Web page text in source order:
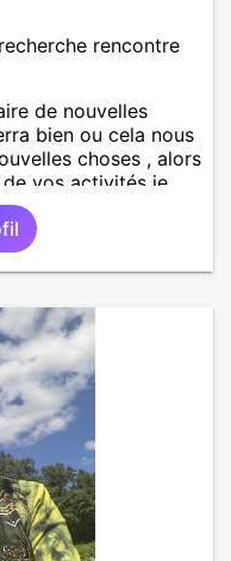
rencontre
de nouvelles
bien ou cela nous
choses , alors
vos activités je